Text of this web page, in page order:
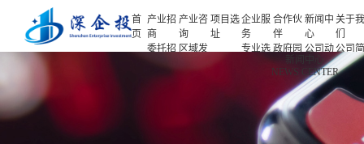
首
页
产业招
商
委托招
招商策
产业咨
询
区域发
项目选
址
企业服
务
专业选
投融资
服务
合作伙
伴
政府园
区
企业客
户
行业协
会
基金公
新闻中
心
公司动
产业观
察
关于
们
公司
介
人力
源
联系
产业咨询
新闻中心
NEWS CENTER